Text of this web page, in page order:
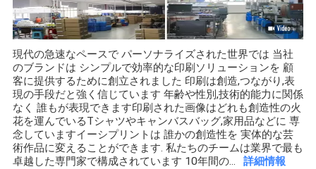
現代の急速なペースで パーソナライズされた世界では 当社
のブランドは シンプルで効率的な印刷ソリューションを 顧
客に提供するために創立されました 印刷は創造,つながり,表
現の手段だと強く信じています 年齢や性別,技術的能力に関係
なく 誰もが表現できます印刷された画像はどれも創造性の火
花を運んでいるTシャツやキャンバスバッグ,家用品などに 専
念していますイーシプリントは 誰かの創造性を 実体的な芸
術作品に変えることができます. 私たちのチームは業界で最も
卓越した専門家で構成されています 10年間の...
詳細情報